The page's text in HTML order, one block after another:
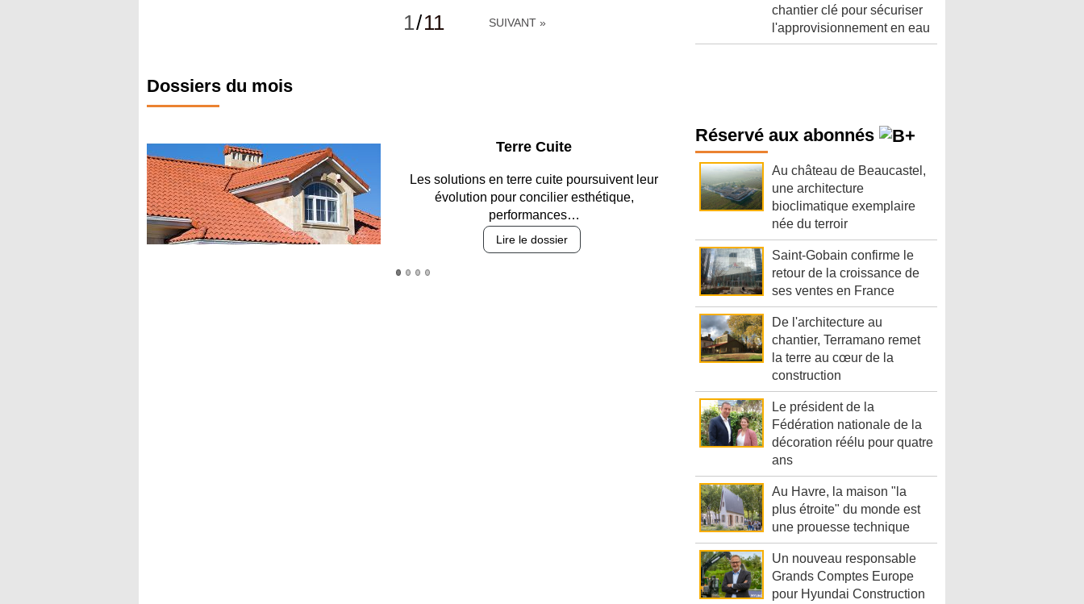
1/11 SUIVANT »
Dossiers du mois
Parking et garages
Entre circulation, sécurisation des accès, durabilité
des revêtements et intégration…
Lire le dossier
chantier clé pour sécuriser
l'approvisionnement en eau
Réservé aux abonnés
Au château de Beaucastel,
une architecture
bioclimatique exemplaire
née du terroir
Saint-Gobain confirme le
retour de la croissance de
ses ventes en France
De l'architecture au
chantier, Terramano remet
la terre au cœur de la
construction
Le président de la
Fédération nationale de la
décoration réélu pour quatre
ans
Au Havre, la maison "la
plus étroite" du monde est
une prouesse technique
Un nouveau responsable
Grands Comptes Europe
pour Hyundai Construction